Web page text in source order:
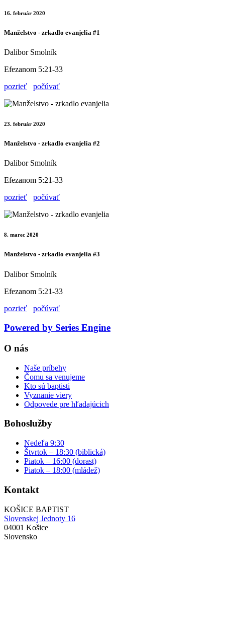
16. február 2020
Manželstvo - zrkadlo evanjelia #1
Dalibor Smolník
Efezanom 5:21-33
pozrieť
počúvať
23. február 2020
Manželstvo - zrkadlo evanjelia #2
Dalibor Smolník
Efezanom 5:21-33
pozrieť
počúvať
8. marec 2020
Manželstvo - zrkadlo evanjelia #3
Dalibor Smolník
Efezanom 5:21-33
pozrieť
počúvať
Powered by Series Engine
O nás
Naše príbehy
Čomu sa venujeme
Kto sú baptisti
Vyznanie viery
Odpovede pre hľadajúcich
Bohoslužby
Nedeľa 9:30
Štvrtok – 18:30 (biblická)
Piatok – 16:00 (dorast)
Piatok – 18:00 (mládež)
Kontakt
KOŠICE BAPTIST
Slovenskej Jednoty 16
04001 Košice
Slovensko